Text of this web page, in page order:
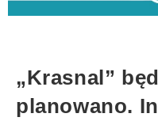
„Krasnal”
planowano.